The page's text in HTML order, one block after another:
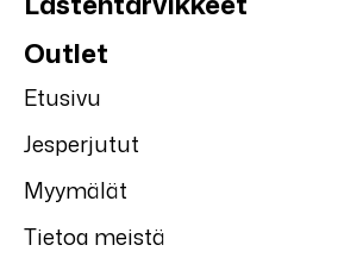
Outlet
Etusivu
Jesperjutut
Myymälät
Tietoa meistä